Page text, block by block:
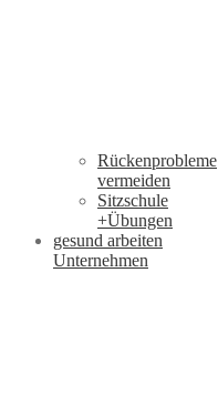
Rückenprobleme
vermeiden
Sitzschule
+Übungen
gesund arbeiten
Unternehmen